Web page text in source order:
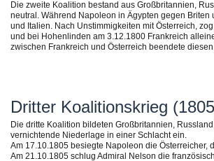
Die zweite Koalition bestand aus Großbritannien,
neutral. Während Napoleon in Ägypten gegen
und Italien. Nach Unstimmigkeiten mit Österreich,
und bei Hohenlinden am 3.12.1800 Frankreich
zwischen Frankreich und Österreich beendete diesen
Dritter Koalitionskrieg
Die dritte Koalition bildeten Großbritannien,
vernichtende Niederlage in einer Schlacht ein.
Am 17.10.1805 besiegte Napoleon die Österreicher,
Am 21.10.1805 schlug Admiral Nelson die